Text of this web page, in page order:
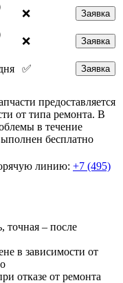
❌ Заявка
❌ Заявка
✅ Заявка
предоставляется
от типа ремонта. В
в течение
бесплатно
линию: +7 (495)
точная – после
в зависимости от
отказе от ремонта